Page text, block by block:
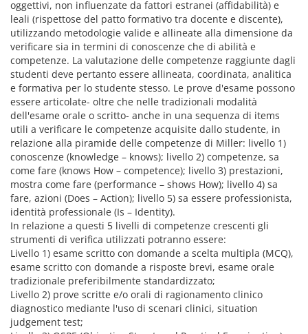
oggettivi, non influenzate da fattori estranei (affidabilità) e
leali (rispettose del patto formativo tra docente e discente),
utilizzando metodologie valide e allineate alla dimensione da
verificare sia in termini di conoscenze che di abilità e
competenze. La valutazione delle competenze raggiunte dagli
studenti deve pertanto essere allineata, coordinata, analitica
e formativa per lo studente stesso. Le prove d'esame possono
essere articolate- oltre che nelle tradizionali modalità
dell'esame orale o scritto- anche in una sequenza di items
utili a verificare le competenze acquisite dallo studente, in
relazione alla piramide delle competenze di Miller: livello 1)
conoscenze (knowledge – knows); livello 2) competenze, sa
come fare (knows How – competence); livello 3) prestazioni,
mostra come fare (performance – shows How); livello 4) sa
fare, azioni (Does – Action); livello 5) sa essere professionista,
identità professionale (Is – Identity).
In relazione a questi 5 livelli di competenze crescenti gli
strumenti di verifica utilizzati potranno essere:
Livello 1) esame scritto con domande a scelta multipla (MCQ),
esame scritto con domande a risposte brevi, esame orale
tradizionale preferibilmente standardizzato;
Livello 2) prove scritte e/o orali di ragionamento clinico
diagnostico mediante l'uso di scenari clinici, situation
judgement test;